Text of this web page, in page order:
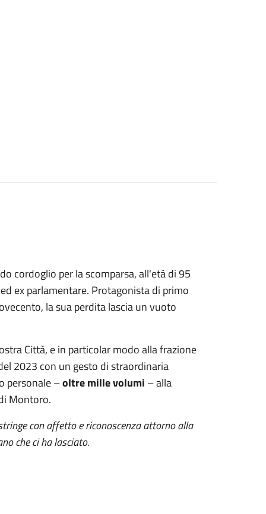
cordoglio per la scomparsa, all'età di 95
ex parlamentare. Protagonista di primo
la sua perdita lascia un vuoto
Città, e in particolar modo alla frazione
2023 con un gesto di straordinaria
personale –oltre mille volumi – alla
Montoro.
con affetto e riconoscenza attorno alla
che ci ha lasciato.